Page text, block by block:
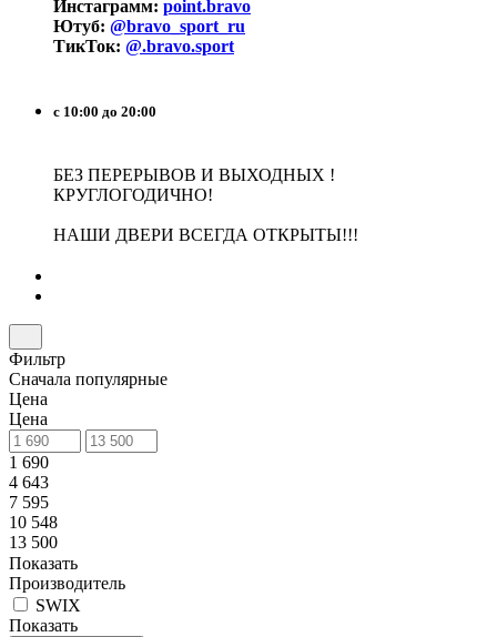
Инстаграмм: point.bravo
Ютуб: @bravo_sport_ru
ТикТок: @.bravo.sport
с 10:00 до 20:00
БЕЗ ПЕРЕРЫВОВ И ВЫХОДНЫХ !
КРУГЛОГОДИЧНО!
НАШИ ДВЕРИ ВСЕГДА ОТКРЫТЫ!!!
Фильтр
Сначала популярные
Цена
Цена
1 690
4 643
7 595
10 548
13 500
Показать
Производитель
SWIX
Показать